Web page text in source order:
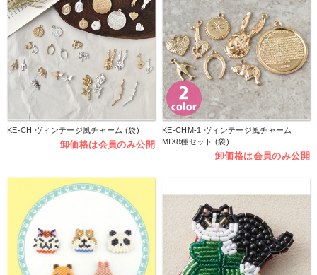
KE-CH ヴィンテージ風チャーム (袋)
卸価格は会員のみ公開
KE-CHM-1 ヴィンテージ風チャーム
MIX8種セット (袋)
卸価格は会員のみ公開